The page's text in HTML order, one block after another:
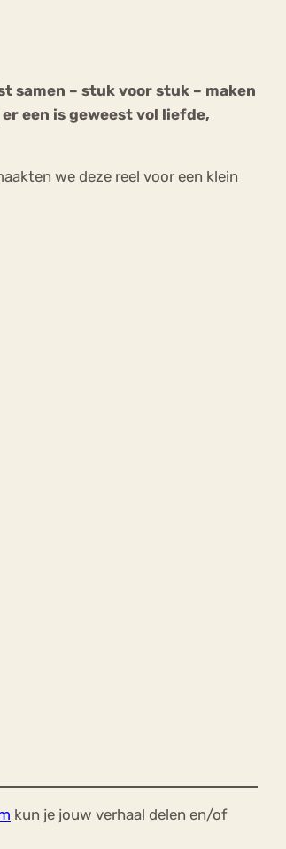
samen – stuk voor stuk – maken
een is geweest vol liefde,
we deze reel voor een klein
kun je jouw verhaal delen en/of